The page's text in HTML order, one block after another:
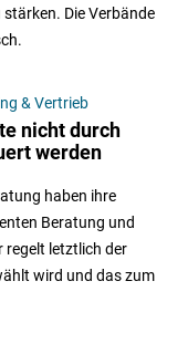
Die Verbände
& Vertrieb
nicht durch
werden
haben ihre
Beratung und
regelt letztlich der
wird und das zum